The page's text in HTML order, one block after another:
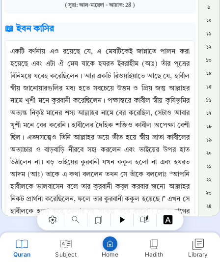
Quran Subject Home Hadith Library
( সূরা: আল-মায়েদা - আয়াত: 28 )
📖 ইবন কাসির
একটি বর্ণনায় এও রয়েছে যে, এ মেষটিকেই জান্নাতে পালন করা
হয়েছে এবং এটা ঐ মেষ যাকে হযরত ইবরাহীম (আঃ) তাঁর পুত্রের
বিনিময়ে যবেহ করেছিলেন। আর একটি রিওয়াইয়াতে আছে যে, হাবীল
স্বীয় জানোয়ারগুলির মধ্য হতে সবচেয়ে উত্তম ও প্রিয় জন্তু আল্লাহর
নামে খুশী মনে কুরবানী করেছিলেন। পক্ষান্তরে কাবীল স্বীয় কৃষিভূমির
অত্যন্ত নিকৃষ্ট মানের শস্য আল্লাহর নামে বের করেছিল, সেটাও আবার
খুশী মনে বের করেনি। হাবীলের দৈহিক শক্তিও কাবীল অপেক্ষা বেশী
ছিল। এতদসত্ত্বেও তিনি আল্লাহর ভয়ে ভীত হয়ে স্বীয় ভ্রাতা কাবীলের
অত্যাচার ও বাড়বাড়ি নীরবে সহ্য করলেন এবং ভাইয়ের উপর হাত
উঠালেন না। বড় ভাইয়ের কুরবানী যখন ককূল হলো না এবং হযরত
আদম (আঃ) তাকে এ কথা বললেন তখন সে তাঁকে বললোঃ “আপনি
হাবীলকে ভালবাসেন বলে তার কুরবানী কবূল করবার জন্যে আল্লাহর
নিকট প্রার্থনা করেছিলেন, ফলে তার কুরবানী ককূল হয়েছে।” এখন সে
হাবীলকে হত্যা করে ফেলার দৃঢ় সংকল্প করে বসলো। সে সুযোগের
অপেক্ষায় ছিল। একদিন ঘটনাক্রমে হাবীলের বাড়ী আসতে বিলম্ব হয়।
তখন হযরত আদম (আঃ) তাকে ডেকে আনার জন্যে কাবীলকে প্রেরণ
করেন। সে তখন গুপ্তভাবে একটা ছুরি নিয়ে বেরিয়ে পড়ে। পথেই
৯
১০
১১
১২
১৩
১৪
১৫
১৬
১৭
১৮
১৯
২০
২১
২২
২৩
২৪
২৬
Copy